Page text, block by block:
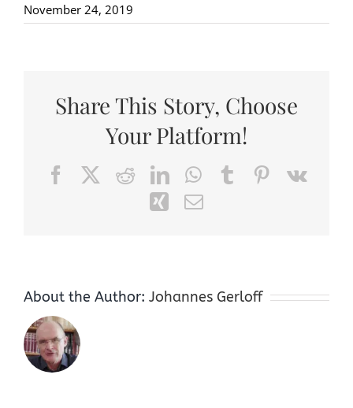
November 24, 2019
Share This Story, Choose
Your Platform!
FacebookRedditLinkedInWhatsApp
TumblrPinterest
Vk
XingEmail
About the Author: Johannes Gerloff